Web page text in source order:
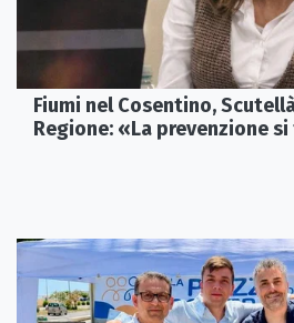
Fiumi nel Cosentino,
Regione: «La prevenzione